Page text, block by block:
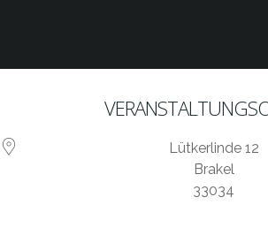
Lütkerlinde 12
Brakel
33034